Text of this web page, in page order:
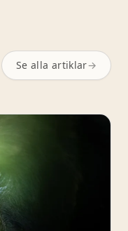
Se alla artiklar→